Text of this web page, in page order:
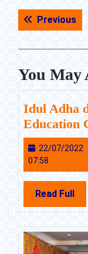
Navigasi
posPrevious
You May
Idul Adha
Education
22/07/2022
07:58
Read Full